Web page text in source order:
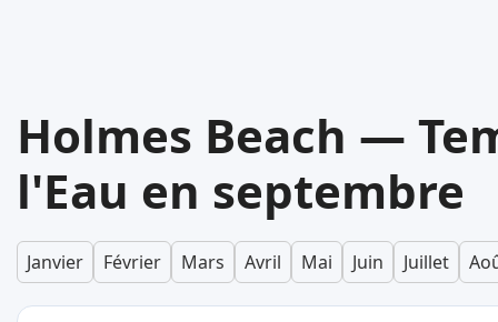
Holmes Beach —
l'Eau en septembre
Janvier Février Mars Avril Mai Juin Juillet